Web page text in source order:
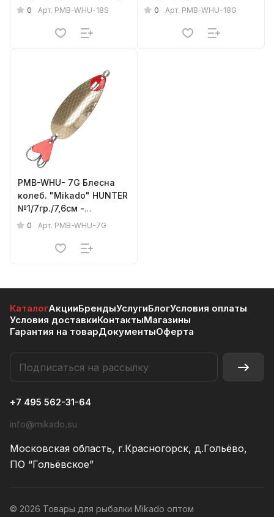
(тройник + двойник)
0 Арт. PMB-WHU-18S
(тройник + двойник)
0 Арт. PMB-WHU-18G
PMB-WHU- 7G Блесна
колеб. "Mikado" HUNTER
№1/7гр./7,6см -
золото(тройник +
0 Арт. PMB-WHU-7G
КаталогАкцииБрендыУслугиБлогУсловия оплаты
Условия доставкиКонтактыМагазины
Гарантия на товарДокументыОферта
+7 495 562-31-64
info@mikado.su
Московская область, г.Красногорск, д.Гольёво,
ПО “Гольёвское”
© 2026 Товары для рыбалки Mikado оптом